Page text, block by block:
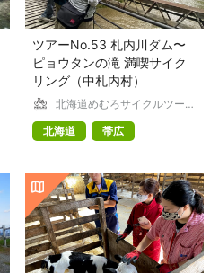
ツアーNo.53 札内川ダム〜
ピョウタンの滝 満喫サイク
リング（中札内村）
北海道めむろサイクルツーリ
北海道
帯広